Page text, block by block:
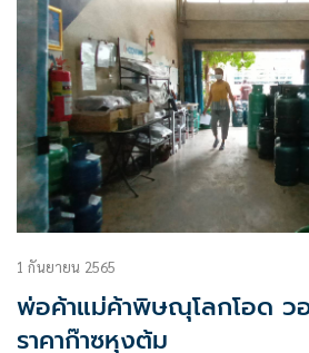
ทะยานแตะ 1 หมื่นล้านบาท
1 กันยายน 2565
พ่อค้าแม่ค้าพิษณุโลกโอด ว
ราคาก๊าซหุงต้ม